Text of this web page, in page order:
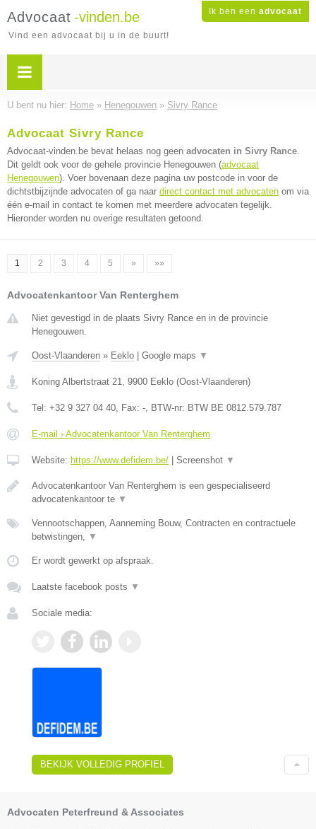
Ik ben een advocaat
Advocaat -vinden.be
Vind een advocaat bij u in de buurt!
U bent nu hier: Home » Henegouwen » Sivry Rance
Advocaat Sivry Rance
Advocaat-vinden.be bevat helaas nog geen advocaten in Sivry Rance.
Dit geldt ook voor de gehele provincie Henegouwen (advocaat
Henegouwen). Voer bovenaan deze pagina uw postcode in voor de
dichtstbijzijnde advocaten of ga naar direct contact met advocaten om via
één e-mail in contact te komen met meerdere advocaten tegelijk.
Hieronder worden nu overige resultaten getoond.
1 2 3 4 5 » »»
Advocatenkantoor Van Renterghem
Niet gevestigd in de plaats Sivry Rance en in de provincie
Henegouwen.
Oost-Vlaanderen » Eeklo Google maps ▼
Koning Albertstraat 21, 9900 Eeklo (Oost-Vlaanderen)
Tel: +32 9 327 04 40, Fax: -, BTW-nr: BTW BE 0812.579.787
E-mail › Advocatenkantoor Van Renterghem
Website: https://www.defidem.be/ Screenshot ▼
Advocatenkantoor Van Renterghem is een gespecialiseerd
advocatenkantoor te ▼
Vennootschappen, Aanneming Bouw, Contracten en contractuele
betwistingen, ▼
Er wordt gewerkt op afspraak.
Laatste facebook posts ▼
Sociale media:
BEKIJK VOLLEDIG PROFIEL
Advocaten Peterfreund & Associates